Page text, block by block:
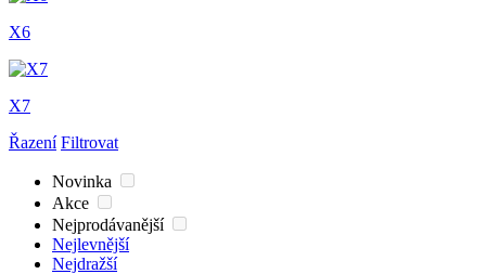
X6
X7
Řazení Filtrovat
Novinka
Akce
Nejprodávanější
Nejlevnější
Nejdražší